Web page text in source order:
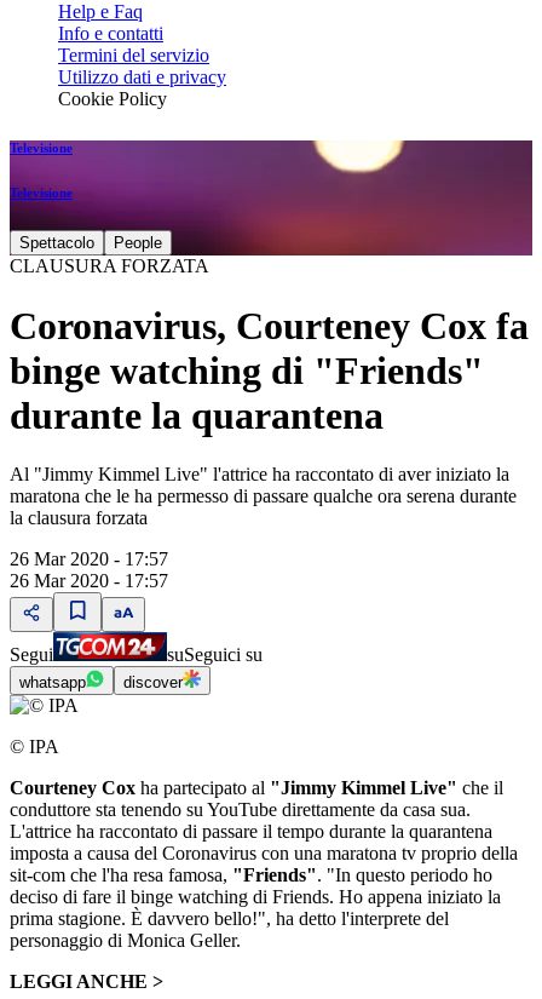
Help e Faq
Info e contatti
Termini del servizio
Utilizzo dati e privacy
Cookie Policy
Televisione
Televisione
Spettacolo People
CLAUSURA FORZATA
Coronavirus, Courteney Cox fa
binge watching di "Friends"
durante la quarantena
Al "Jimmy Kimmel Live" l'attrice ha raccontato di aver iniziato la
maratona che le ha permesso di passare qualche ora serena durante
la clausura forzata
26 Mar 2020 - 17:57
26 Mar 2020 - 17:57
Segui suSeguici su
whatsapp discover
© IPA
Courteney Cox ha partecipato al "Jimmy Kimmel Live" che il
conduttore sta tenendo su YouTube direttamente da casa sua.
L'attrice ha raccontato di passare il tempo durante la quarantena
imposta a causa del Coronavirus con una maratona tv proprio della
sit-com che l'ha resa famosa, "Friends". "In questo periodo ho
deciso di fare il binge watching di Friends. Ho appena iniziato la
prima stagione. È davvero bello!", ha detto l'interprete del
personaggio di Monica Geller.
LEGGI ANCHE >